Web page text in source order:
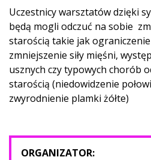
Uczestnicy warsztatów dzięki
będą mogli odczuć na sobie
starością takie jak
zmniejszenie siły mięśni,
usznych czy typowych chorób
starością (niedowidzenie
zwyrodnienie plamki żółte)
ORGANIZATOR: